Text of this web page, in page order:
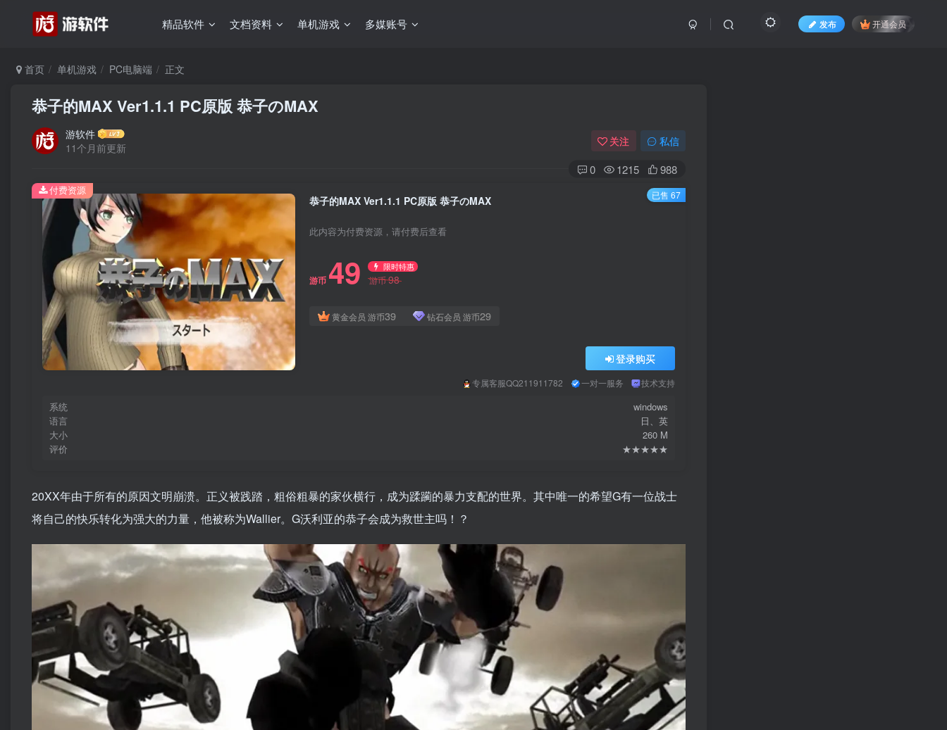
精品软件 文档资料 单机游戏 多媒账号 发布 开通会员
首页 单机游戏 PC电脑端 正文
恭子的MAX Ver1.1.1 PC原版 恭子のMAX
游软件
11个月前更新
关注 私信
0 1215 988
恭子的MAX Ver1.1.1 PC原版 恭子のMAX
此内容为付费资源，请付费后查看
游币 49 限时特惠
游币98
黄金会员 游币39 钻石会员 游币29
登录购买
专属客服QQ211911782 一对一服务 技术支持
系统
windows
语言
日、英
大小
260 M
评价
★★★★★
付费资源 已售 67
20XX年由于所有的原因文明崩溃。正义被践踏，粗俗粗暴的家伙横行，成为蹂躏的暴力支配的世界。其中唯一的希望G有一位战士
将自己的快乐转化为强大的力量，他被称为Wallier。G沃利亚的恭子会成为救世主吗！？